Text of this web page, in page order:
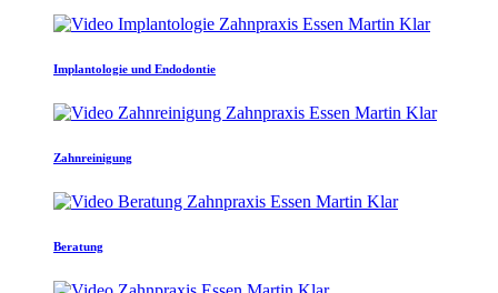
Implantologie und Endodontie
Zahnreinigung
Beratung